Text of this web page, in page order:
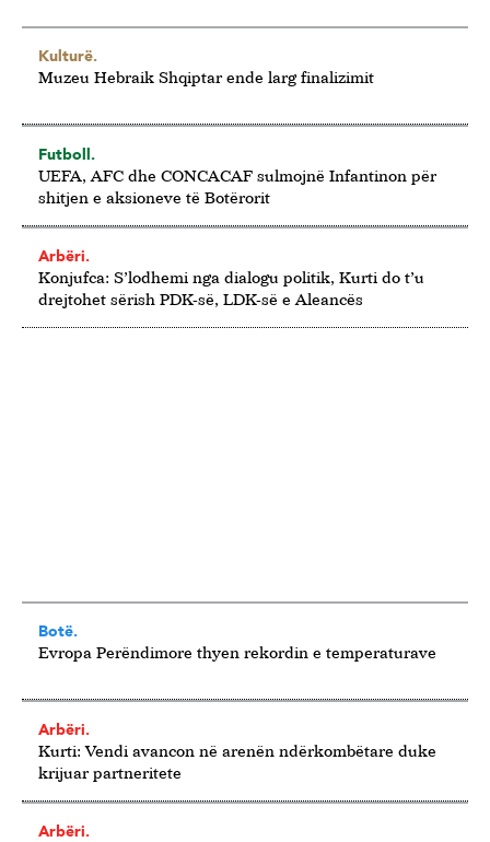
Kulturë.
Muzeu Hebraik Shqiptar ende larg finalizimit
Futboll.
UEFA, AFC dhe CONCACAF sulmojnë Infantinon për
shitjen e aksioneve të Botërorit
Arbëri.
Konjufca: S’lodhemi nga dialogu politik, Kurti do t’u
drejtohet sërish PDK-së, LDK-së e Aleancës
Botë.
Evropa Perëndimore thyen rekordin e temperaturave
Arbëri.
Kurti: Vendi avancon në arenën ndërkombëtare duke
krijuar partneritete
Arbëri.